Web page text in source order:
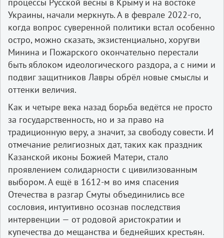
Украины, начали меркнуть. А в феврале 2022-го,
когда вопрос суверенной политики встал особенно
остро, можно сказать, экзистенциально, хоругви
Минина и Пожарского окончательно перестали
быть яблоком идеологического раздора, а с ними и
подвиг защитников Лавры обрёл новые смыслы и
оттенки величия.
Как и четыре века назад борьба ведётся не просто
за государственность, но и за право на
традиционную веру, а значит, за свободу совести. И
отмечание религиозных дат, таких как праздник
Казанской иконы Божией Матери, стало
проявлением солидарности с цивилизованным
выбором. А ещё в 1612-м во имя спасения
Отечества в разгар Смуты объединились все
сословия, интуитивно осознав последствия
интервенции — от родовой аристократии и
купечества до мещанства и беднейших крестьян.